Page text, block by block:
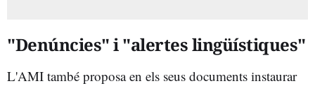
"Denúncies" i "alertes lingüístiques"
L'AMI també proposa en els seus documents instaurar